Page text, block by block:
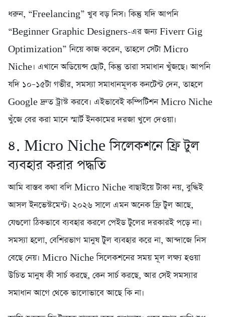
ধরুন, “Freelancing” খুব বড় নিস। কিন্তু যদি আপনি
“Beginner Graphic Designers-এর জন্য Fiverr Gig
Optimization” নিয়ে কাজ করেন, তাহলে সেটা Micro
Niche। এখানে অডিয়েন্স ছোট, কিন্তু তারা সমাধান খুঁজছে। আপনি
যদি ১০–১৫টা গভীর, সমস্যা সমাধানমূলক কনটেন্ট দেন, তাহলে
Google দ্রুত ট্রাস্ট করবে। এইভাবেই কম্পিটিশন Micro Niche
খুঁজে বের করা মানে স্মার্ট ইনকামের দরজা খুলে দেওয়া।
৪. Micro Niche সিলেকশনে ফ্রি টুল
ব্যবহার করার পদ্ধতি
আমি বাস্তব কথা বলি Micro Niche বাছাইয়ে টাকা নয়, বুদ্ধিই
আসল ইনভেস্টমেন্ট। ২০২৬ সালে এমন অনেক ফ্রি টুল আছে,
যেগুলো ঠিকভাবে ব্যবহার করলে পেইড টুলের দরকারই পড়ে না।
সমস্যা হলো, বেশিরভাগ মানুষ টুল ব্যবহার করে না, আন্দাজে নিস
বেছে নেয়। Micro Niche সিলেকশনের সময় মূল লক্ষ্য হওয়া
উচিত মানুষ কী সার্চ করছে, কেন সার্চ করছে, আর সেই সমস্যার
সমাধান আগে থেকে ভালোভাবে আছে কি না।